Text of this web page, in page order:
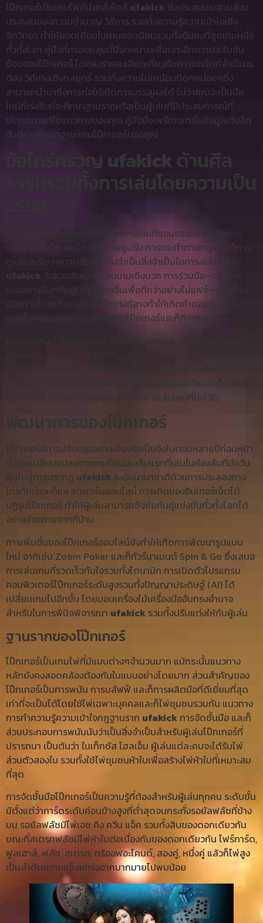
โป๊กเกอร์เป็นเกมไพ่ที่น่าคลั่งไคล้ ufakick ซึ่งประสมประสานส่วน
ประกอบของความชำนาญ วิธีการ รวมทั้งความรู้ความเข้าใจเชิง
จิตวิทยา ทำให้ยอดเยี่ยมในเกมยอดนิยมรวมทั้งยืนยงที่สุดเกมหนึ่ง
ทั่วทั้งโลก คู่มือที่ครอบคลุมนี้มีจุดหมายเพื่อเจาะลึกความสลับซับ
ซ้อนของโป๊กเกอร์ โดยลงรายละเอียดเกี่ยวกับความถนัดที่จำเป็นจะ
ต้อง วิถีทางเชิงกลยุทธ์ รวมทั้งความไม่เหมือนนิดๆหน่อยๆซึ่ง
สามารถนำมาซึ่งการก่อให้เกิดการบรรลุผลได้ ไม่ว่าคุณจะเป็นมือ
ใหม่ที่เร่งรีบที่จะศึกษาฐานรากหรือเป็นผู้เล่นที่มีประสบการณ์ที่
ปรารถนาแก้ไขแนวทางของคุณ คู่มือนี้จะพรีเซนเทชั่นข้อมูลเชิงลึก
อันมีค่าเพื่อยกฐานะเกมโป๊กเกอร์ของคุณ
ข้อใคร่ครวญ ufakickด้านศีล
ธรรมรวมทั้งการเล่นโดยความเป็น
ข้อพินิจด้านจรรยาบรรณแล้วก็การเล่นที่ชอบธรรมเป็นหลักการ
รากฐานในโป๊กเกอร์ การเคารพคู่ปรับ การกระทำตามกฎ แล้วก็การ
ดูแลและรักษาความซื่อตรงนับว่าเป็นสิ่งจำเป็นในการสนับสนุน
สิ่งแวดล้อมการเล่นเกมเชิงบวก การร่วมมือ—การร่วม
แรงอย่างลับๆกับผู้เล่นบุคคลอื่นเพื่อดีกว่าอย่างไม่แฟร์—เป็นเรื่อง
ต้องห้ามโดยเด็ดขาดรวมทั้งบางทีอาจทำให้เกิดคำตอบที่รุนแรง
รวมทั้งการแบนจากแพลตฟอร์มโป๊กเกอร์และก็กิจกรรมต่างๆ
แพลตฟอร์มโป๊กเกอร์ออนไลน์ใช้มาตรการเพื่อมั่นใจว่ามีการเล่นที่
แพลตฟอร์มที่มีชื่อซึ่งให้ความใส่ใจกับความปลอดภัยแล้วก็ความถูก
ต้องเพื่อมั่นใจว่าจะได้รับประสบการณ์การเล่นเกมที่น่าไว้ใจ
พัฒนาการของโป๊กเกอร์
โป๊กเกอร์มีการปรับปรุงอย่างเป็นจริงเป็นจังในตอนหลายปีก่อนหน้า
นี้ โดยเปลี่ยนแปลงจากเกมไพ่แบบเริ่มแรกที่เล่นในห้องลับที่มีควัน
ฟุ้งไปสู่การปรากฏ ufakick ระดับนานาชาติด้วยการประลองทาง
โทรทัศน์และก็แพลตฟอร์มออนไลน์ การเกิดของอินเทอร์เน็ตได้
ปฏิรูปโป๊กเกอร์ ทำให้ผู้เล่นสามารถชิงชัยกับคู่แข่งขันทั่วทั้งโลกได้
อย่างง่ายดายจากที่บ้าน
การเพิ่มขึ้นของโป๊กเกอร์ออนไลน์ยังทำให้เกิดการพัฒนารูปแบบ
ใหม่ อาทิเช่น Zoom Poker และก็ทัวร์นาเมนต์ Spin & Go ซึ่งเสนอ
การเล่นเกมที่รวดเร็วทันใจรวมทั้งไดนามิก การเปิดตัวโปรแกรม
คอมพิวเตอร์โป๊กเกอร์ระดับสูงรวมทั้งปัญญาประดิษฐ์ (AI) ได้
เปลี่ยนเกมไปอีกขั้น โดยมอบเครื่องไม้เครื่องมืออันทรงอำนาจ
สำหรับในการพินิจพิจารณา ufakick รวมทั้งปรับแต่งให้กับผู้เล่น
ฐานรากของโป๊กเกอร์
โป๊กเกอร์เป็นเกมไพ่ที่มีแบบต่างๆจำนวนมาก แม้กระนั้นแนวทาง
หลักยังคงสอดคล้องต้องกันในแบบอย่างโดยมาก ส่วนสำคัญของ
โป๊กเกอร์เป็นการพนัน การบลัฟฟ์ และก็การผลิตมือที่ดีเยี่ยมที่สุด
เท่าที่จะเป็นได้โดยใช้ไพ่เฉพาะบุคคลและก็ไพ่ชุมชนรวมกัน แนวทาง
การทำความรู้ความเข้าใจกฎฐานราก ufakickการจัดชั้นมือ และก็
ส่วนประกอบการพนันนับว่าเป็นสิ่งจำเป็นสำหรับผู้เล่นโป๊กเกอร์ที่
ปรารถนา เป็นต้นว่า ในเท็กซัส โฮลเอ็ม ผู้เล่นแต่ละคนจะได้รับไพ่
ส่วนตัวสองใบ รวมทั้งใช้ไพ่ชุมชนห้าใบเพื่อสร้างไพ่ห้าใบที่เหมาะสม
ที่สุด
การจัดชั้นมือโป๊กเกอร์เป็นความรู้ที่ต้องสำหรับผู้เล่นทุกคน ระดับขั้น
มีตั้งแต่ว่าการ์ดระดับค่อนข้างสูงที่ต่ำสุดจนกระทั่งรอยัลฟลัชที่ข้าง
บน รอยัลฟลัชมีไพ่เอซ คิง ควีน แจ็ค รวมทั้งสิบของดอกเดียวกัน
ขณะที่สเตรทฟลัชมีไพ่ห้าใบต่อเนื่องกันของดอกเดียวกัน โฟร์การ์ด,
ฟูลเฮาส์, ฟลัช, สเตรท, ทรีออฟอะไคนด์, สองคู่, หนึ่งคู่ แล้วก็ไพ่สูง
เป็นลำดับความแข็งแกร่งจากมากมายไปพบน้อย